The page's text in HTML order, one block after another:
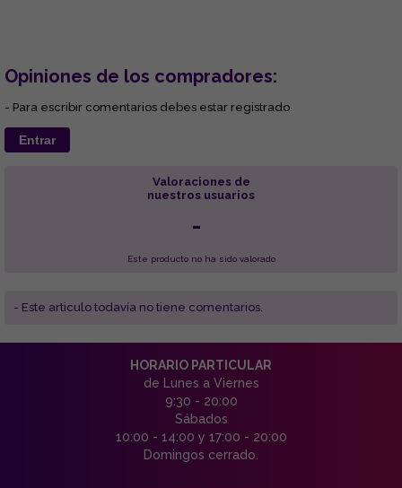
Opiniones de los compradores:
- Para escribir comentarios debes estar registrado.
Entrar
Valoraciones de
nuestros usuarios
-
Este producto no ha sido valorado
- Este articulo todavía no tiene comentarios.
HORARIO PARTICULAR
de Lunes a Viernes
9:30 - 20:00
Sábados
10:00 - 14:00 y 17:00 - 20:00
Domingos cerrado.